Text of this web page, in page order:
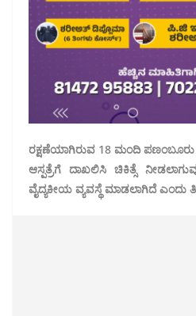
ರಕ್ಷಣೆಯಾಗಿರುವ 18 ಮಂದಿ ಪಣಂಬೂರು
ಆಸ್ಪತ್ರೆಗೆ ದಾಖಲಿಸಿ ಚಿಕಿತ್ಸೆ
ವೈದ್ಯಕೀಯ ವ್ಯವಸ್ಥೆ ಮಾಡಲಾಗಿದೆ ಎಂದು